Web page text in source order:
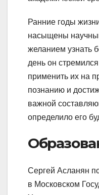
Ранние годы
насыщены
желанием узнать
день он
применить их на
познанию и
важной
определило его
Сергей Асланян
в Московском